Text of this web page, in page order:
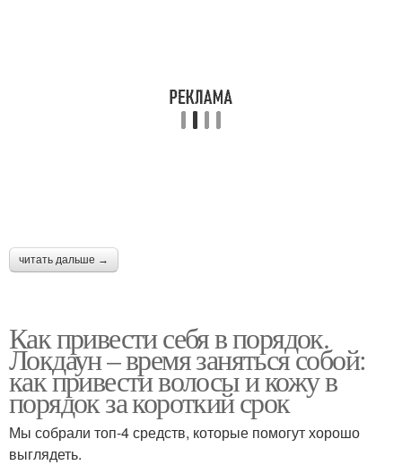
читать дальше →
Как привести себя в порядок.
Локдаун – время заняться собой:
как привести волосы и кожу в
порядок за короткий срок
Мы собрали топ-4 средств, которые помогут хорошо
выглядеть.